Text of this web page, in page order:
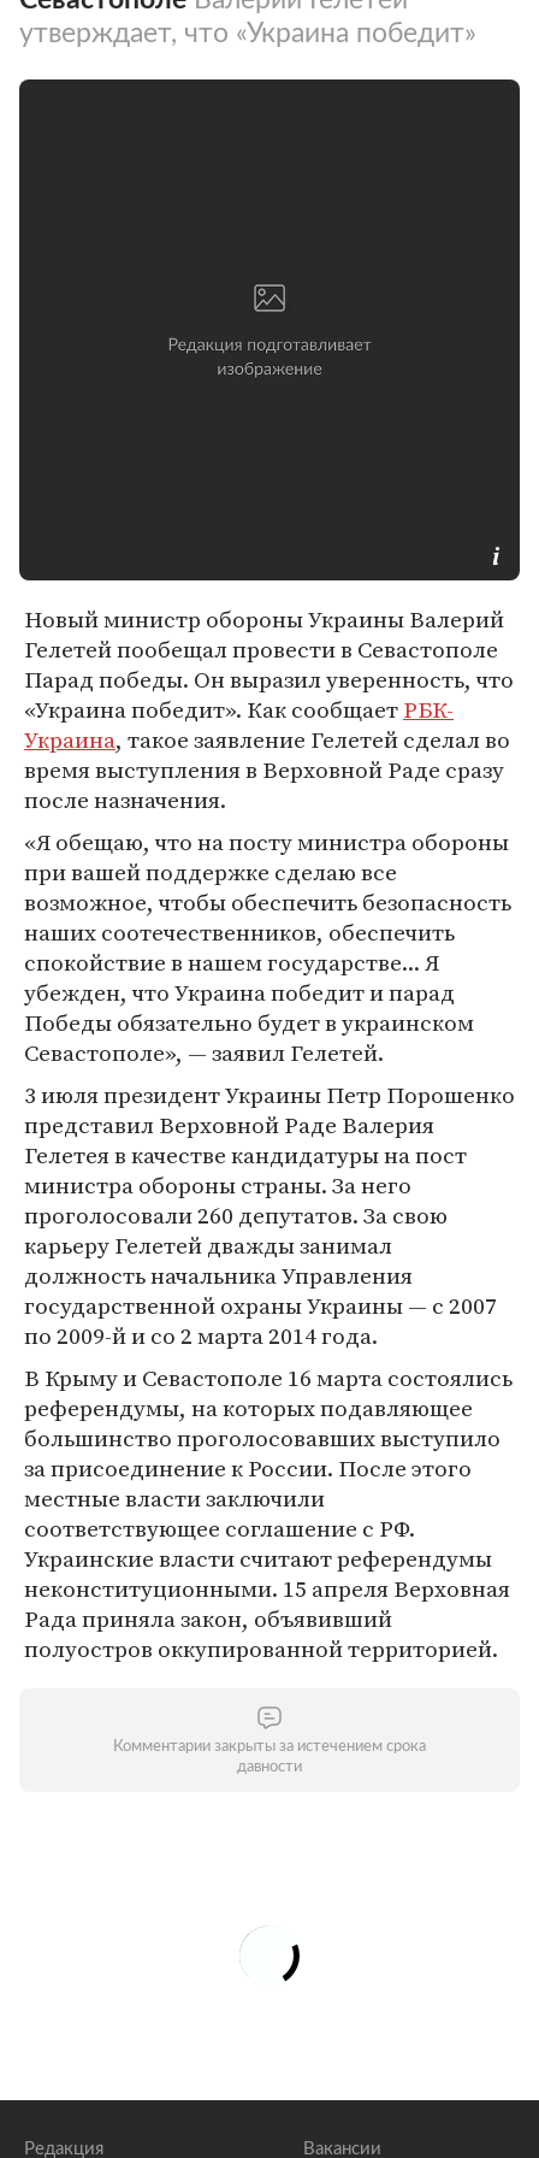
утверждает, что «Украина победит»
Новый министр обороны Украины Валерий
Гелетей пообещал провести в Севастополе
Парад победы. Он выразил уверенность, что
«Украина победит». Как сообщаетРБК-
Украина, такое заявление Гелетей сделал во
время выступления в Верховной Раде сразу
после назначения.
«Я обещаю, что на посту министра обороны
при вашей поддержке сделаю все
возможное, чтобы обеспечить безопасность
наших соотечественников, обеспечить
спокойствие в нашем государстве... Я
убежден, что Украина победит и парад
Победы обязательно будет в украинском
Севастополе», — заявил Гелетей.
3 июля президент Украины Петр Порошенко
представил Верховной Раде Валерия
Гелетея в качестве кандидатуры на пост
министра обороны страны. За него
проголосовали 260 депутатов. За свою
карьеру Гелетей дважды занимал
должность начальника Управления
государственной охраны Украины — с 2007
по 2009-й и со 2 марта 2014 года.
В Крыму и Севастополе 16 марта состоялись
референдумы, на которых подавляющее
большинство проголосовавших выступило
за присоединение к России. После этого
местные власти заключили
соответствующее соглашение с РФ.
Украинские власти считают референдумы
неконституционными. 15 апреля Верховная
Рада приняла закон, объявивший
полуостров оккупированной территорией.
Комментарии закрыты за истечением срока
давности
Редакция Вакансии